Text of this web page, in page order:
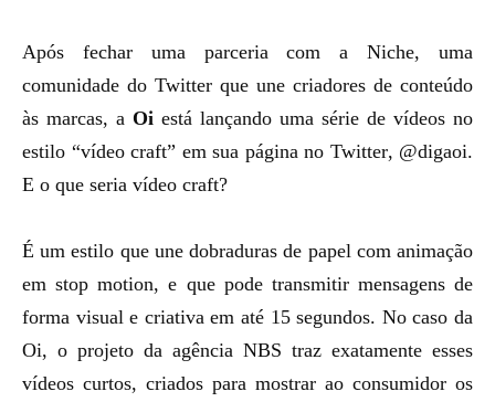
Após fechar uma parceria com a Niche, uma
comunidade do Twitter que une criadores de conteúdo
às marcas, a Oi está lançando uma série de vídeos no
estilo “vídeo craft” em sua página no Twitter, @digaoi.
E o que seria vídeo craft?
É um estilo que une dobraduras de papel com animação
em stop motion, e que pode transmitir mensagens de
forma visual e criativa em até 15 segundos. No caso da
Oi, o projeto da agência NBS traz exatamente esses
vídeos curtos, criados para mostrar ao consumidor os